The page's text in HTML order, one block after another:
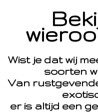
Wist je dat wij
soorten
Van
er is altijd een